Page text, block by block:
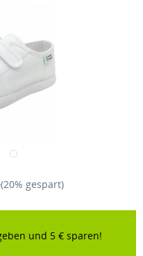
(20% gespart)
und 5 € sparen!